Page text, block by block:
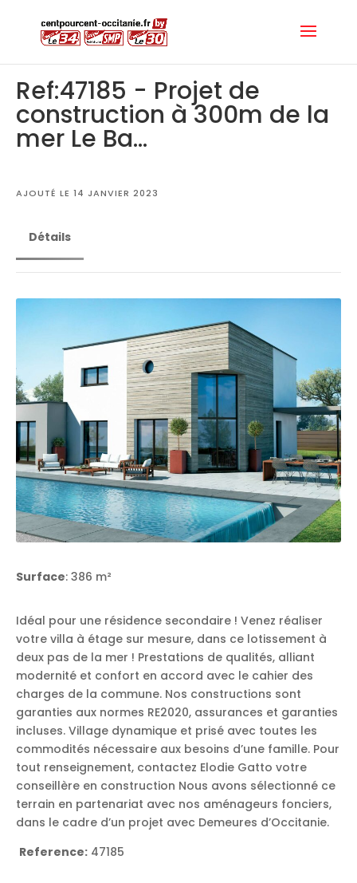
Ref:47185 - Projet de
construction à 300m de la
mer Le Ba...
AJOUTÉ LE 14 JANVIER 2023
Détails
Surface: 386 m²
Idéal pour une résidence secondaire ! Venez réaliser
votre villa à étage sur mesure, dans ce lotissement à
deux pas de la mer ! Prestations de qualités, alliant
modernité et confort en accord avec le cahier des
charges de la commune. Nos constructions sont
garanties aux normes RE2020, assurances et garanties
incluses. Village dynamique et prisé avec toutes les
commodités nécessaire aux besoins d’une famille. Pour
tout renseignement, contactez Elodie Gatto votre
conseillère en construction Nous avons sélectionné ce
terrain en partenariat avec nos aménageurs fonciers,
dans le cadre d’un projet avec Demeures d’Occitanie.
Reference: 47185